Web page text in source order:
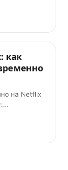
как
на Netflix
язык.